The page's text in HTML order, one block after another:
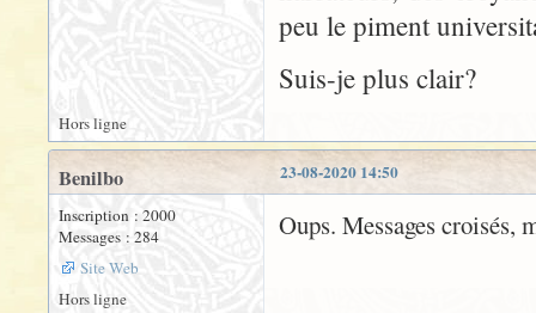
peu le piment
Suis-je plus clair?
Hors ligne
23-08-2020 14:50
Benilbo
Inscription : 2000
Messages : 284
Site Web
Oups. Messages croisés,
Hors ligne